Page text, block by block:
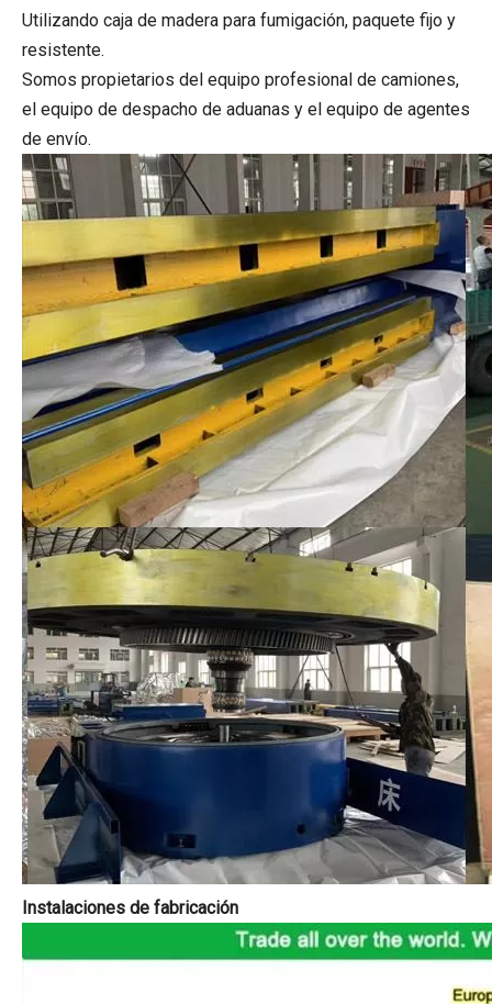
Utilizando caja de madera para fumigación, paquete fijo y
resistente.
Somos propietarios del equipo profesional de camiones,
el equipo de despacho de aduanas y el equipo de agentes
de envío.
Instalaciones de fabricación